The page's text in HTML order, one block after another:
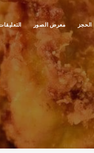
الحجز معرض الصور